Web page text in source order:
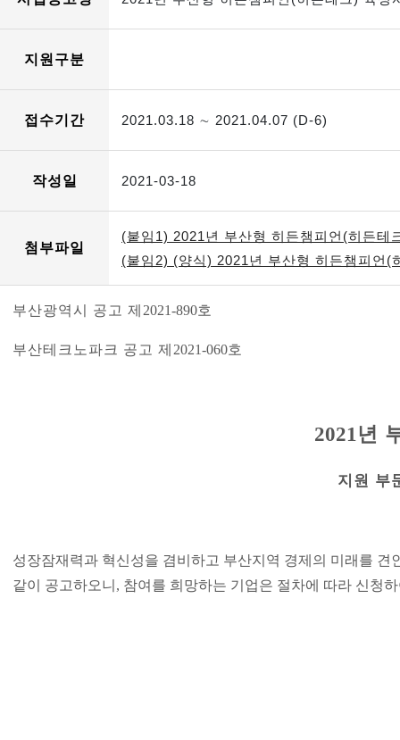
지원구분
접수기간 2021.03.18 ∼ 2021.04.07 (D-6)
작성일 2021-03-18
첨부파일
(붙임1) 2021년 부산형 히든챔피언(히든테
(붙임2) (양식) 2021년 부산형 히든챔피언(
부산광역시 공고 제 2021-890호
부산테크노파크 공고 제 2021-060호
2021 년
지원 부
성장잠재력과 혁신성을 겸비하고 부산지역 경제의 미래를 견
같이 공고하오니 , 참여를 희망하는 기업은 절차에 따라 신청